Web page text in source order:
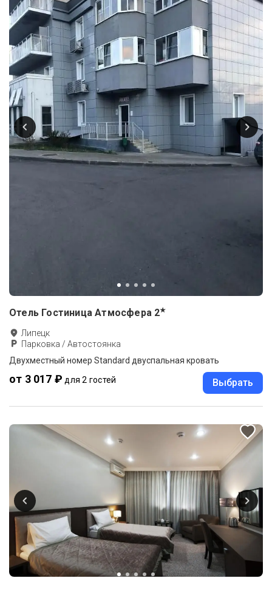
Отель Гостиница Атмосфера 2★
Липецк
Парковка / Автостоянка
Двухместный номер Standard двуспальная кровать
от 3 017 ₽ для 2 гостей Выбрать